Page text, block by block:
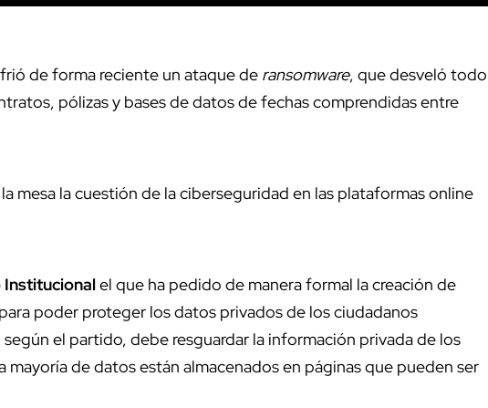
de forma reciente un ataque de ransomware, que desveló todo
pólizas y bases de datos de fechas comprendidas entre
mesa la cuestión de la ciberseguridad en las plataformas online
Institucionalel que ha pedido de manera formal la creación de
poder proteger los datos privados de los ciudadanos
el partido, debe resguardar la información privada de los
de datos están almacenados en páginas que pueden ser